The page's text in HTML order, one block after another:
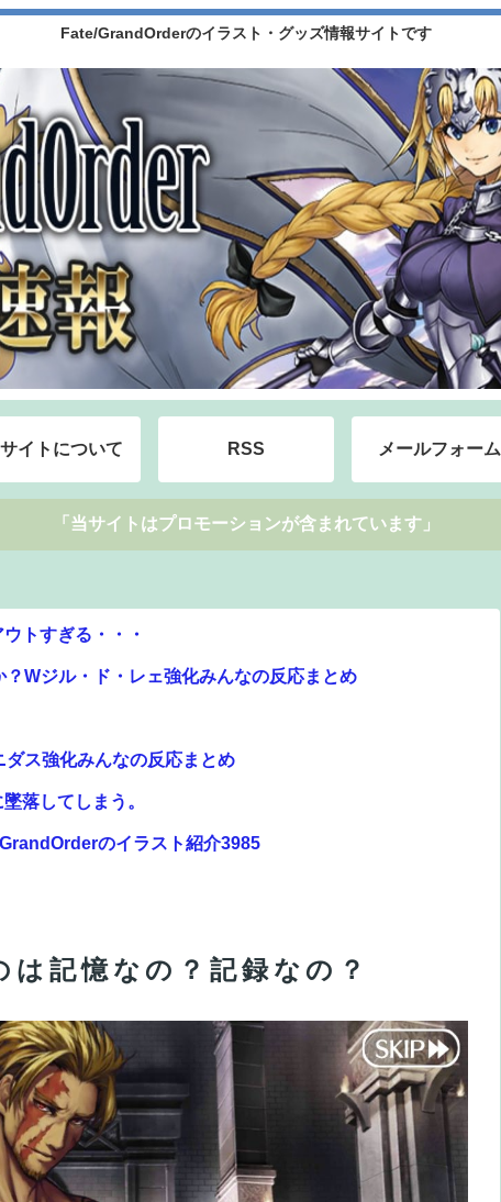
Fate/GrandOrderのイラスト・グッズ情報サイトです
イトについて RSS メールフォーム
「当サイトはプロモーションが含まれています」
トすぎる・・・
Wジル・ド・レェ強化みんなの反応まとめ
ス強化みんなの反応まとめ
落してしまう。
のイラスト紹介3985
ゲームってあるんだっけ？
みんなの反応まとめ
ゲームってあるんだっけ？
に石がハチャメチャに貰えるとかそんな感じ？
3986
記憶なの？記録なの？